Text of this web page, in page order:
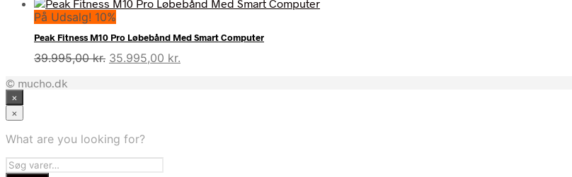
På Udsalg! 10%
Peak Fitness M10 Pro Løbebånd Med Smart Computer
39.995,00kr. Den
35.995,00 kr.
© mucho.dk
×
×
What are you looking for?